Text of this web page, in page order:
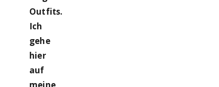
Outfits.
Ich
gehe
hier
auf